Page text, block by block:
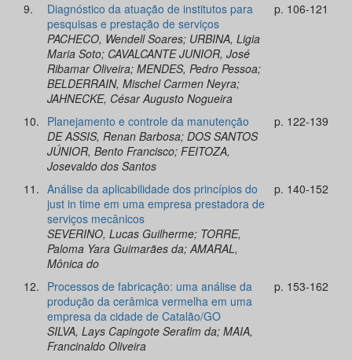
9.
Diagnóstico da atuação de institutos para
pesquisas e prestação de serviços
PACHECO, Wendell Soares; URBINA, Ligia
Maria Soto; CAVALCANTE JUNIOR, José
Ribamar Oliveira; MENDES, Pedro Pessoa;
BELDERRAIN, Mischel Carmen Neyra;
JAHNECKE, César Augusto Nogueira
p. 106-121
10. Planejamento e controle da manutenção
DE ASSIS, Renan Barbosa; DOS SANTOS
JÚNIOR, Bento Francisco; FEITOZA,
Josevaldo dos Santos
p. 122-139
11. Análise da aplicabilidade dos princípios do
just in time em uma empresa prestadora de
serviços mecânicos
SEVERINO, Lucas Guilherme; TORRE,
Paloma Yara Guimarães da; AMARAL,
Mônica do
p. 140-152
12. Processos de fabricação: uma análise da
produção da cerâmica vermelha em uma
empresa da cidade de Catalão/GO
SILVA, Lays Capingote Serafim da; MAIA,
Francinaldo Oliveira
p. 153-162